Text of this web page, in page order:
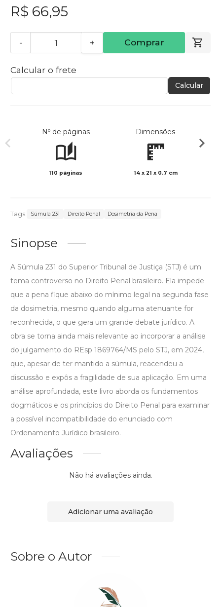
R$ 66,95
- + Comprar
Calcular o frete
Calcular
Nº de páginas
110 páginas
Dimensões
14 x 21 x 0.7 cm
Tags: Súmula 231 Direito Penal Dosimetria da Pena
Sinopse
A Súmula 231 do Superior Tribunal de Justiça (STJ) é um
tema controverso no Direito Penal brasileiro. Ela impede
que a pena fique abaixo do mínimo legal na segunda fase
da dosimetria, mesmo quando alguma atenuante for
reconhecida, o que gera um grande debate jurídico. A
obra se torna ainda mais relevante ao incorporar a análise
do julgamento do REsp 1869764/MS pelo STJ, em 2024,
que, apesar de ter mantido a súmula, reacendeu a
discussão e expôs a fragilidade de sua aplicação. Em uma
análise aprofundada, este livro aborda os fundamentos
dogmáticos e os princípios do Direito Penal para examinar
a possível incompatibilidade do enunciado com
Ordenamento Jurídico brasileiro.
Avaliações
Não há avaliações ainda.
Adicionar uma avaliação
Sobre o Autor